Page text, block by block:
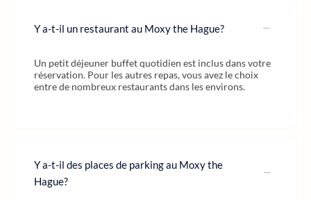
Y a-t-il un restaurant au Moxy the Hague?
Un petit déjeuner buffet quotidien est inclus dans votre
réservation. Pour les autres repas, vous avez le choix
entre de nombreux restaurants dans les environs.
Y a-t-il des places de parking au Moxy the
Hague?